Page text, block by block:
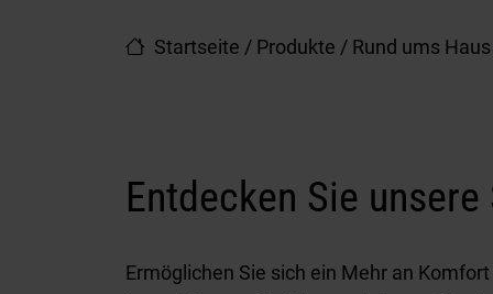
Startseite / Produkte / Rund ums Haus
Entdecken Sie
Ermöglichen Sie sich ein Mehr an